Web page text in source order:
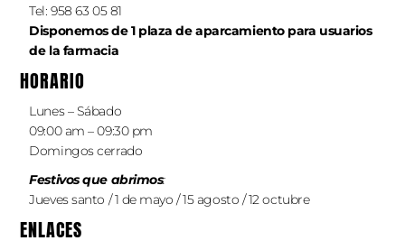
Tel: 958 63 05 81
Disponemos de 1 plaza de aparcamiento para usuarios
de la farmacia
HORARIO
Lunes – Sábado
09:00 am – 09:30 pm
Domingos cerrado
Festivos que abrimos:
Jueves santo / 1 de mayo / 15 agosto / 12 octubre
ENLACES